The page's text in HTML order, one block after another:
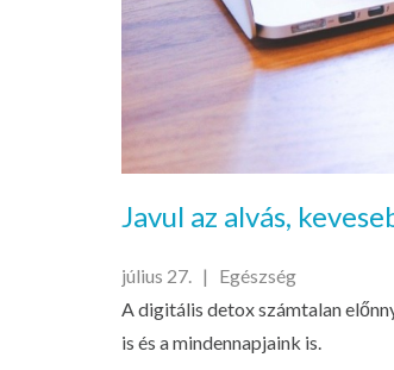
Javul az alvás,
július 27. | Egészség
A digitális detox számtalan
is és a mindennapjaink is.